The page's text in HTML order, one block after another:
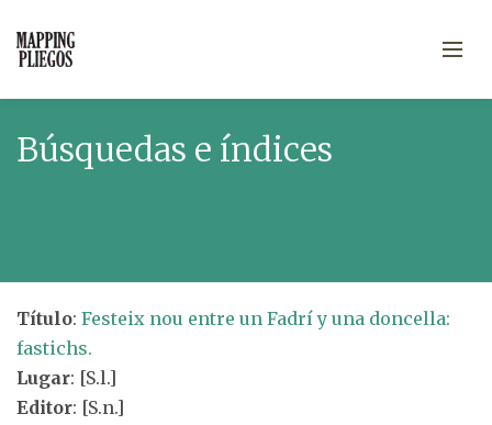
Búsquedas e índices
Título: Festeix nou entre un Fadrí y una doncella:
fastichs.
Lugar: [S.l.]
Editor: [S.n.]